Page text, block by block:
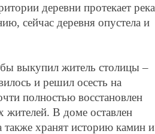
деревни протекает река
сейчас деревня опустела и
выкупил житель столицы –
и решил осесть на
полностью восстановлен
жителей. В доме оставлен
также хранят историю камин и